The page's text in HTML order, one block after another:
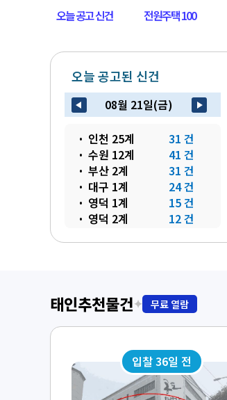
오늘 공고 신건 전원주택 100
오늘 공고된 신건
arrow_back_2 08월 21일(금) play_arrow
인천 25계
31 건
수원 12계
41 건
부산 2계
31 건
대구 1계
24 건
영덕 1계
15 건
영덕 2계
12 건
태인추천물건✦ 무료 열람
입찰 36일 전